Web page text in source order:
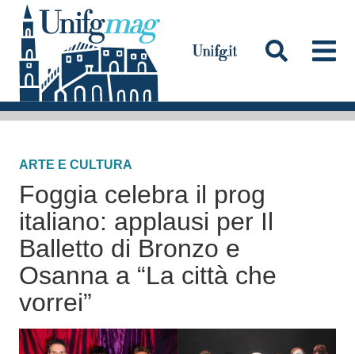
a
a
o
t
e
n
Testata
ARTE E CULTURA
Foggia celebra il prog
italiano: applausi per Il
Balletto di Bronzo e
Osanna a “La città che
vorrei”